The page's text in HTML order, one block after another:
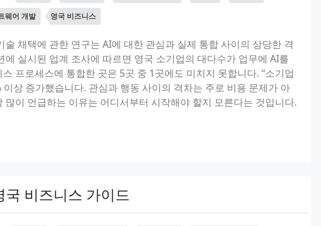
웨어 개발 영국 비즈니스
술 채택에 관한 연구는 AI에 대한 관심과 실제 통합 사이의 상당한 격
실시된 업계 조사에 따르면 영국 소기업의 대다수가 업무에 AI를
프로세스에 통합한 곳은 5곳 중 1곳에도 미치지 못합니다. “소기업
상 증가했습니다. 관심과 행동 사이의 격차는 주로 비용 문제가 아
이 언급하는 이유는 어디서부터 시작해야 할지 모른다는 것입니다.
비즈니스 가이드